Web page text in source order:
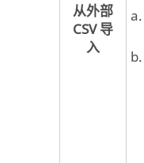
从外部
CSV 导
入